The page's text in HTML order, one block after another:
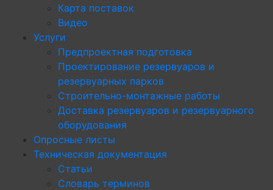
Карта поставок
Видео
Услуги
Предпроектная подготовка
Проектирование резервуаров и
резервуарных парков
Строительно-монтажные работы
Доставка резервуаров и резервуарного
оборудования
Опросные листы
Техническая документация
Статьи
Словарь терминов